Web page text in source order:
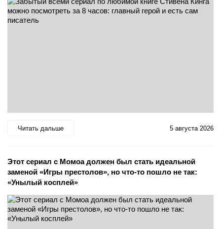
Читать дальше 5 августа 2026
Этот сериал с Момоа должен был стать идеальной
заменой «Игры престолов», но что-то пошло не так:
«Унылый косплей»